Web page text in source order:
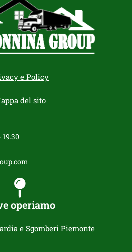
e Policy
del sito
19.30
operiamo
e Sgomberi Piemonte